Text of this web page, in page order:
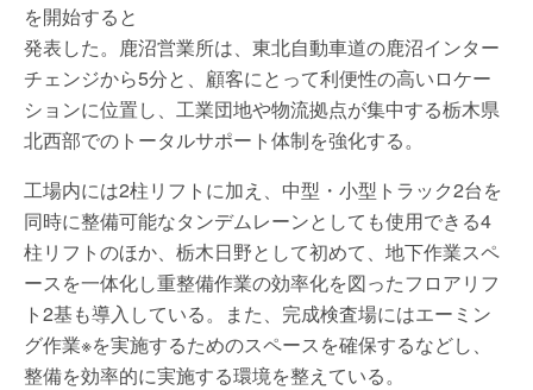
を開始すると
発表した。鹿沼営業所は、東北自動車道の鹿沼インター
チェンジから5分と、顧客にとって利便性の高いロケー
ションに位置し、工業団地や物流拠点が集中する栃木県
北西部でのトータルサポート体制を強化する。
工場内には2柱リフトに加え、中型・小型トラック2台を
同時に整備可能なタンデムレーンとしても使用できる4
柱リフトのほか、栃木日野として初めて、地下作業スペ
ースを一体化し重整備作業の効率化を図ったフロアリフ
ト2基も導入している。また、完成検査場にはエーミン
グ作業※を実施するためのスペースを確保するなどし、
整備を効率的に実施する環境を整えている。